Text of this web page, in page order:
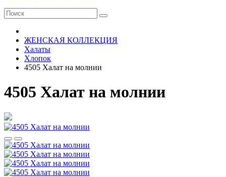
ЖЕНСКАЯ КОЛЛЕКЦИЯ
Халаты
Хлопок
4505 Халат на молнии
4505 Халат на молнии